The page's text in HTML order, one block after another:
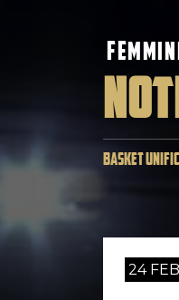
BASKET
24